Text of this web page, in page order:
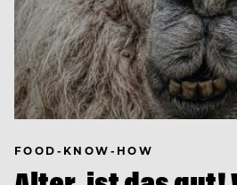
FOOD-KNOW-HOW